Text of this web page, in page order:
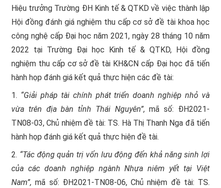
Hiệu trưởng Trường ĐH Kinh tế & QTKD về việc thành lập
Hội đồng đánh giá nghiệm thu cấp cơ sở đề tài khoa học
công nghệ cấp Đại học năm 2021, ngày 28 tháng 10 năm
2022 tại Trường Đại học Kinh tế & QTKD, Hội đồng
nghiệm thu cấp cơ sở đề tài KH&CN cấp Đại học đã tiến
hành họp đánh giá kết quả thực hiện các đề tài:
1. “Giải pháp tài chính phát triển doanh nghiệp nhỏ và
vừa trên địa bàn tỉnh Thái Nguyên”,mã số: ĐH2021-
TN08-03, Chủ nhiệm đề tài: TS. Hà Thị Thanh Nga đã tiến
hành họp đánh giá kết quả thực hiện đề tài.
2. “Tác động quản trị vốn lưu động đến khả năng sinh lợi
của các doanh nghiệp ngành Nhựa niêm yết tại Việt
Nam”,mã số: ĐH2021-TN08-06, Chủ nhiệm đề tài: TS.